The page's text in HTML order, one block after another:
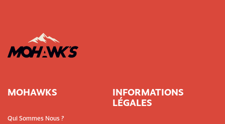
MOHAWKS
Qui Sommes Nous ?
INFORMATIONS
LÉGALES